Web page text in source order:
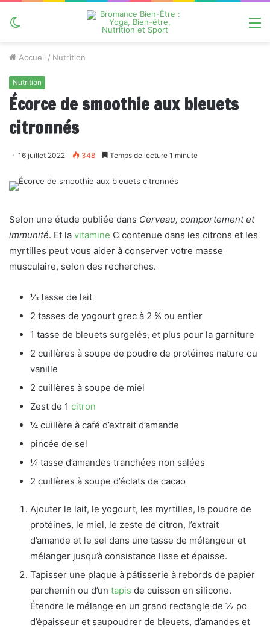
Accueil / Nutrition
Nutrition
Écorce de smoothie aux bleuets
citronnés
16 juillet 2022 348 Temps de lecture 1 minute
Selon une étude publiée dans Cerveau, comportement et
immunité. Et la vitamine C contenue dans les citrons et les
myrtilles peut vous aider à conserver votre masse
musculaire, selon des recherches.
⅓ tasse de lait
2 tasses de yogourt grec à 2 % ou entier
1 tasse de bleuets surgelés, et plus pour la garniture
2 cuillères à soupe de poudre de protéines nature ou
vanille
2 cuillères à soupe de miel
Zest de 1 citron
¼ cuillère à café d’extrait d’amande
pincée de sel
¼ tasse d’amandes tranchées non salées
2 cuillères à soupe d’éclats de cacao
Ajouter le lait, le yogourt, les myrtilles, la poudre de
protéines, le miel, le zeste de citron, l’extrait
d’amande et le sel dans une tasse de mélangeur et
mélanger jusqu’à consistance lisse et épaisse.
Tapisser une plaque à pâtisserie à rebords de papier
parchemin ou d’un tapis de cuisson en silicone.
Étendre le mélange en un grand rectangle de 1⁄2 po
d’épaisseur et saupoudrer de bleuets, d’amandes et